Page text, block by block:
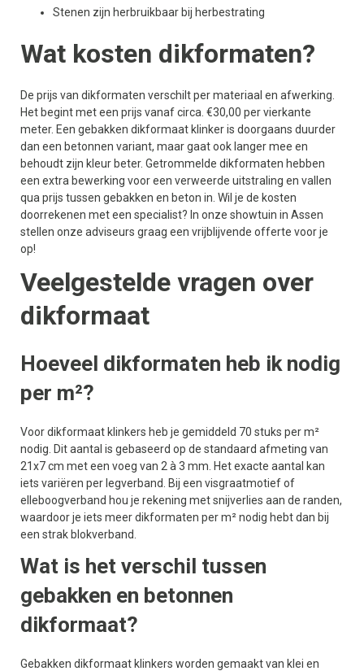
Stenen zijn herbruikbaar bij herbestrating
Wat kosten dikformaten?
De prijs van dikformaten verschilt per materiaal en afwerking.
Het begint met een prijs vanaf circa. €30,00 per vierkante
meter. Een gebakken dikformaat klinker is doorgaans duurder
dan een betonnen variant, maar gaat ook langer mee en
behoudt zijn kleur beter. Getrommelde dikformaten hebben
een extra bewerking voor een verweerde uitstraling en vallen
qua prijs tussen gebakken en beton in. Wil je de kosten
doorrekenen met een specialist? In onze showtuin in Assen
stellen onze adviseurs graag een vrijblijvende offerte voor je
op!
Veelgestelde vragen over
dikformaat
Hoeveel dikformaten heb ik nodig
per m²?
Voor dikformaat klinkers heb je gemiddeld 70 stuks per m²
nodig. Dit aantal is gebaseerd op de standaard afmeting van
21x7 cm met een voeg van 2 à 3 mm. Het exacte aantal kan
iets variëren per legverband. Bij een visgraatmotief of
elleboogverband hou je rekening met snijverlies aan de randen,
waardoor je iets meer dikformaten per m² nodig hebt dan bij
een strak blokverband.
Wat is het verschil tussen
gebakken en betonnen
dikformaat?
Gebakken dikformaat klinkers worden gemaakt van klei en